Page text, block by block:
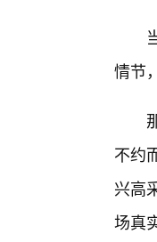
情节
不约
兴高
场真